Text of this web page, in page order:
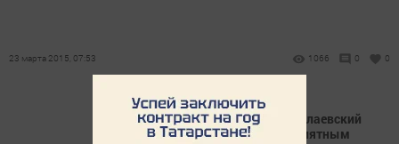
23 марта 2015, 07:53 1066 0 0
Жители поселка Новониколаевский
крайне обеспокоены неприятным